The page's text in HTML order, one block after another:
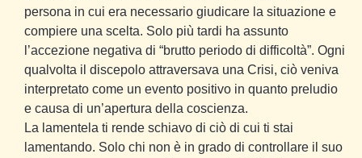
persona in cui era necessario giudicare la situazione e
compiere una scelta. Solo più tardi ha assunto
l’accezione negativa di “brutto periodo di difficoltà”. Ogni
qualvolta il discepolo attraversava una Crisi, ciò veniva
interpretato come un evento positivo in quanto preludio
e causa di un’apertura della coscienza.
La lamentela ti rende schiavo di ciò di cui ti stai
lamentando. Solo chi non è in grado di controllare il suo